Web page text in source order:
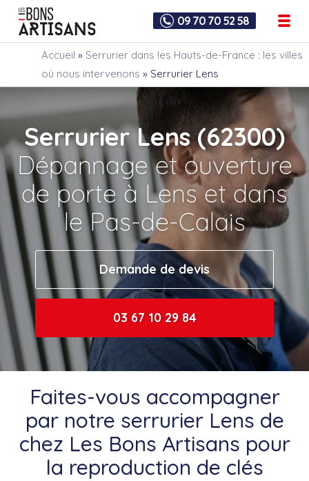
09 70 70 52 58
Accueil » Serrurier dans les Hauts-de-France : les villes
où nous intervenons » Serrurier Lens
Serrurier Lens (62300)
Dépannage et ouverture
de porte à Lens et dans
le Pas-de-Calais
Demande de devis
03 67 10 29 84
Faites-vous accompagner
par notre serrurier Lens de
chez Les Bons Artisans pour
la reproduction de clés